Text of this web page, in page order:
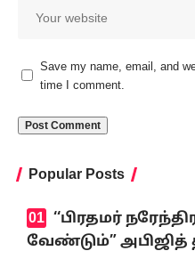
Save my name, email, and
time I comment.
Popular Posts
‘‘பிரதமர்
வேண்டும்” அபிஜித்